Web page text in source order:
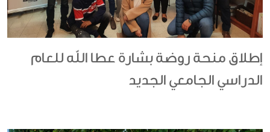
إطلاق منحة روضة بشارة عطا الله للعام
الدراسي الجامعي الجديد